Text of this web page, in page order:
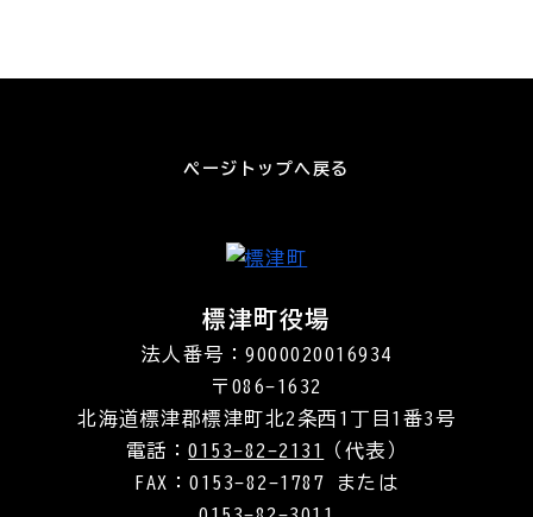
ページトップへ戻る
標津町役場
法人番号：9000020016934
〒086-1632
北海道標津郡標津町北2条西1丁目1番3号
電話：0153-82-2131
（代表）
FAX：0153-82-1787 または